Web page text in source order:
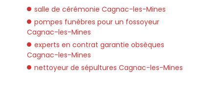
salle de cérémonie Cagnac-les-Mines
pompes funèbres pour un fossoyeur
Cagnac-les-Mines
experts en contrat garantie obsèques
Cagnac-les-Mines
nettoyeur de sépultures Cagnac-les-Mines